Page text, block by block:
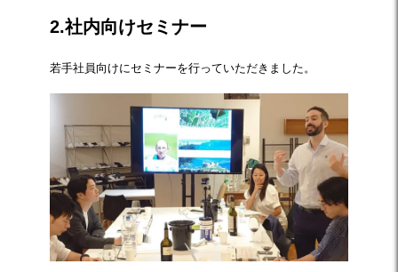
2.社内向けセミナー
若手社員向けにセミナーを行っていただきました。